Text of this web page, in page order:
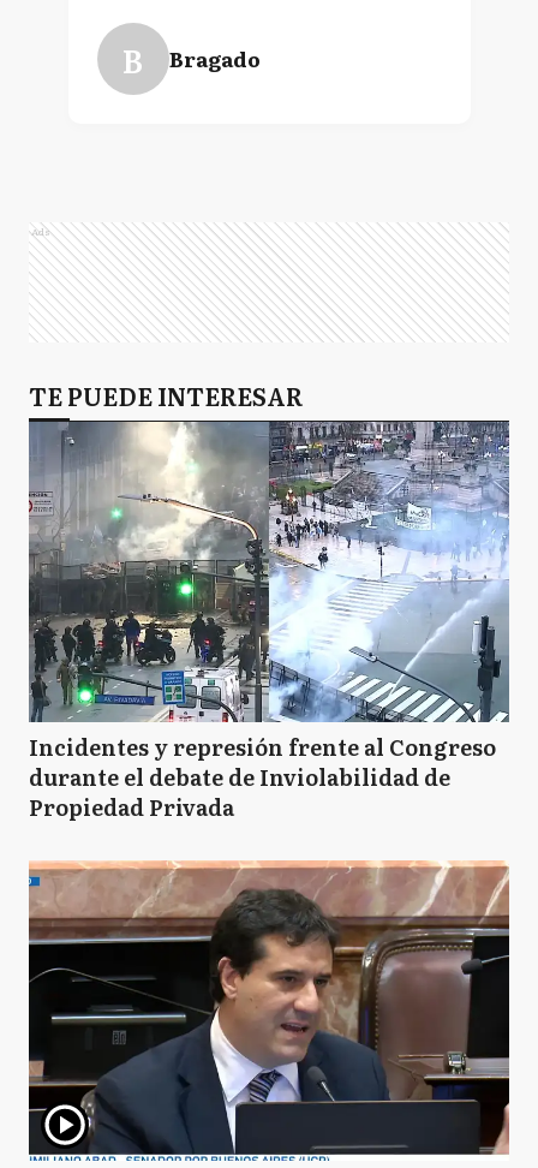
B Bragado
Ads
TE PUEDE INTERESAR
Incidentes y represión frente al Congreso
durante el debate de Inviolabilidad de
Propiedad Privada